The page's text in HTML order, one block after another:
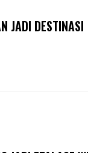
JADI DESTINASI